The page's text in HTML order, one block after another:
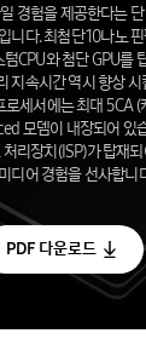
경험을 제공한다는
니다. 최첨단 10나노
CPU와 첨단 GPU를
지속시간 역시 향상
로세서에는 최대 5CA
모뎀이 내장되어 있
리장치(ISP)가 탑재
디어 경험을 선사합니
PDF 다운로드